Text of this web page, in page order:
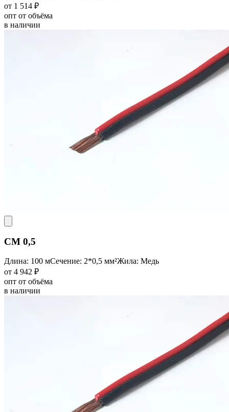
от 1 514 ₽
опт от объёма
в наличии
CM 0,5
Длина: 100 мСечение: 2*0,5 мм²Жила: Медь
от 4 942 ₽
опт от объёма
в наличии